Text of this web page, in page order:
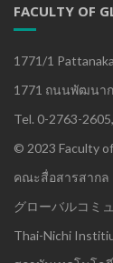
FACULTY OF
1771/1
1771 ถนนพัฒนาก
Tel. 0-2763-
© 2023 Faculty
คณะสื่อสารสากล
グローバルコミ
Thai-Nichi